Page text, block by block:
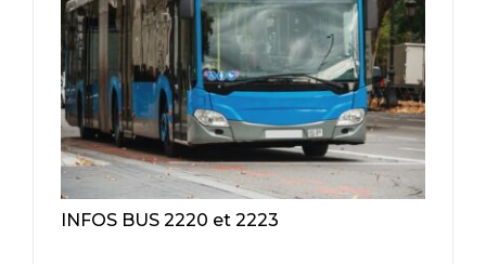
INFOS BUS 2220 et 2223